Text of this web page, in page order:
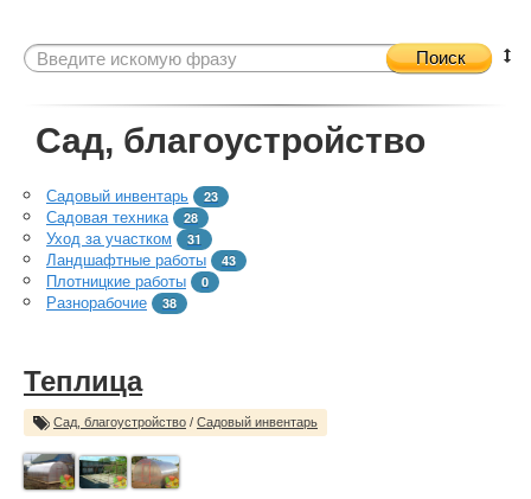
Поиск
Сад, благоустройство
Садовый инвентарь 23
Садовая техника 28
Уход за участком 31
Ландшафтные работы 43
Плотницкие работы 0
Разнорабочие 38
Теплица
Сад, благоустройство / Садовый инвентарь